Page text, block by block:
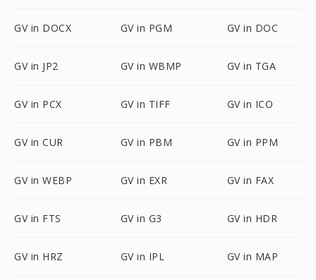
GV in DOCX GV in PGM GV in DOC
GV in JP2 GV in WBMP GV in TGA
GV in PCX GV in TIFF GV in ICO
GV in CUR GV in PBM GV in PPM
GV in WEBP GV in EXR GV in FAX
GV in FTS GV in G3 GV in HDR
GV in HRZ GV in IPL GV in MAP